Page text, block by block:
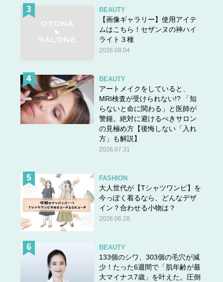
BEAUTY
【画像ギャラリー】使用アイテ
ムはこちら！セザンヌの神ハイ
ライト３種
2026.08.04
BEAUTY
アートメイクをしていると、
MRI検査が受けられない!? 「知
らないと命に関わる」と医師が
警鐘。絶対に避けるべきサロン
の見極め方【後悔しない「入れ
方」も解説】
2026.07.31
FASHION
大人世代が【Tシャツワンピ】を
今っぽく着るなら、どんなデザ
イン？合わせる小物は？
2026.06.28
BEAUTY
133個のシワ、303個の毛穴が減
少！たった6週間で「肌年齢が最
大マイナス7歳」を叶えた。圧倒